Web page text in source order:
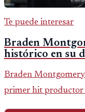
Te puede interesar
Braden
histórico en su
Braden
primer hit productor